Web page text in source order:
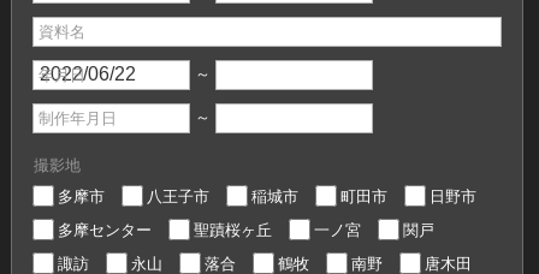
資料名
年月日 ～
制作年月日 ～
撮影地
多摩市
八王子市 稲城市 町田市
日野市
多摩センター
聖蹟桜ヶ丘 一ノ宮
関戸
諏訪
永山 落合 鶴牧 南野
唐木田